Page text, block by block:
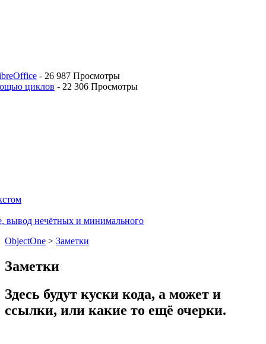
- 26 987 Просмотры
циклов - 22 306 Просмотры
вывод нечётных и минимального
ObjectOne > Заметки
Заметки
Здесь будут куски кода, а может и
ссылки, или какие то ещё очерки.